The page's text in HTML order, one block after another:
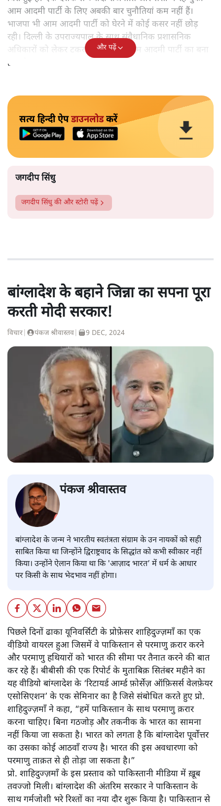
आम आदमी पार्टी के लिए अबकी बार चुनौतियां कम नहीं हैं।
भाजपा भी आम आदमी पार्टी को घेरने में कोई कसर नहीं छोड़
रही। दिल्ली के उपराज्यपाल के साथ संवैधानिक प्रशासनिक
अधिकारों को लेकर टकराव भी निरंतर आम आदमी पार्टी का बना
हुआ है।
और पढ़ें
सत्य हिन्दी ऐपडाउनलोडकरें
जगदीप सिंधु
जगदीप सिंधु की और स्टोरी पढ़ें
बांग्लादेश के बहाने जिन्ना का सपना पूरा
करती मोदी सरकार!
विचार पंकज श्रीवास्तव 9 DEC, 2024
पंकज श्रीवास्तव
बांग्लादेश के जन्म ने भारतीय स्वतंत्रता संग्राम के उन नायकों को सही
साबित किया था जिन्होंने द्विराष्ट्रवाद के सिद्धांत को कभी स्वीकार नहीं
किया। उन्होंने ऐलान किया था कि 'आज़ाद भारत’ में धर्म के आधार
पर किसी के साथ भेदभाव नहीं होगा।
पिछले दिनों ढाका यूनिवर्सिटी के प्रोफ़ेसर शाहिदुज्ज़माँ का एक
वी़डियो वायरल हुआ जिसमें वे पाकिस्तान से परमाणु क़रार करने
और परमाणु हथियारों को भारत की सीमा पर तैनात करने की बात
कर रहे हैं। बीबीसी की एक रिपोर्ट के मुताबिक़ सितंबर महीने का
यह वीडियो बांग्लादेश के ‘रिटायर्ड आर्म्ड फ़ोर्सेज़ ऑफ़िसर्स वेलफ़ेयर
एसोसिएशन’ के एक सेमिनार का है जिसे संबोधित करते हुए प्रो.
शाहिदुज्ज़माँ ने कहा, “हमें पाकिस्तान के साथ परमाणु क़रार
करना चाहिए। बिना गठजोड़ और तकनीक के भारत का सामना
नहीं किया जा सकता है। भारत को लगता है कि बांग्लादेश पूर्वोत्तर
का उसका कोई आठवाँ राज्य है। भारत की इस अवधारणा को
परमाणु ताक़त से ही तोड़ा जा सकता है।”
प्रो. शाहिदुज्ज़माँ के इस प्रस्ताव को पाकिस्तानी मीडिया में ख़ूब
तवज्जो मिली। बांग्लादेश की अंतरिम सरकार ने पाकिस्तान के
साथ गर्मजोशी भरे रिश्तों का नया दौर शुरू किया है। पाकिस्तान से